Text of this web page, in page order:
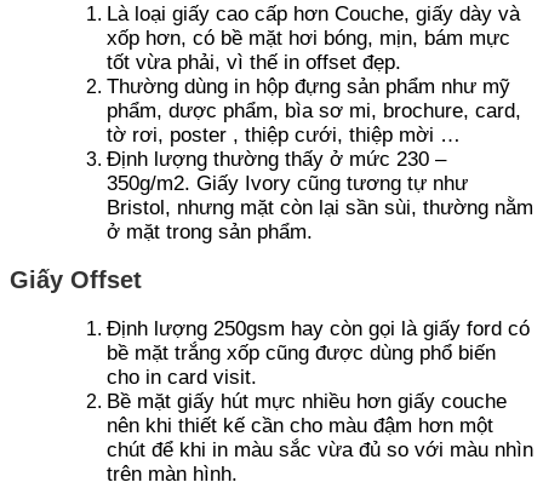
Là loại giấy cao cấp hơn Couche, giấy dày và
xốp hơn, có bề mặt hơi bóng, mịn, bám mực
tốt vừa phải, vì thế in offset đẹp.
Thường dùng in hộp đựng sản phẩm như mỹ
phẩm, dược phẩm, bìa sơ mi, brochure, card,
tờ rơi, poster , thiệp cưới, thiệp mời …
Định lượng thường thấy ở mức 230 –
350g/m2. Giấy Ivory cũng tương tự như
Bristol, nhưng mặt còn lại sần sùi, thường nằm
ở mặt trong sản phẩm.
Giấy Offset
Định lượng 250gsm hay còn gọi là giấy ford có
bề mặt trắng xốp cũng được dùng phổ biến
cho in card visit.
Bề mặt giấy hút mực nhiều hơn giấy couche
nên khi thiết kế cần cho màu đậm hơn một
chút để khi in màu sắc vừa đủ so với màu nhìn
trên màn hình.